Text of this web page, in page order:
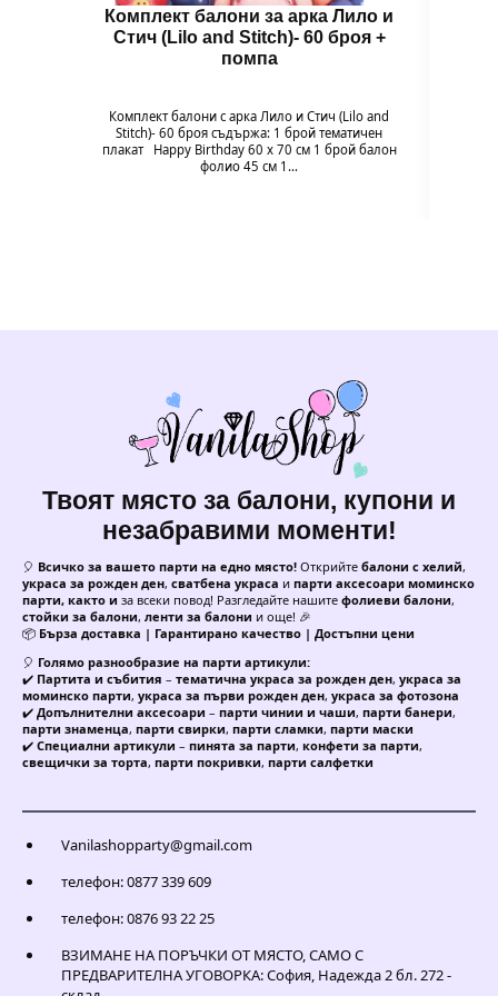
Комплект балони за арка Лило и
Стич (Lilo and Stitch)- 60 броя +
помпа
Комплект балони с арка Лило и Стич (Lilo and
Stitch)- 60 броя съдържа: 1 брой тематичен
плакат Happy Birthday 60 х 70 см 1 брой балон
фолио 45 см 1…
Твоят място за балони, купони и
незабравими моменти!
🎈 Всичко за вашето парти на едно място! Открийте балони с хелий,
украса за рожден ден, сватбена украса и парти аксесоари моминско
парти, както и за всеки повод! Разгледайте нашите фолиеви балони,
стойки за балони, ленти за балони и още! 🎉
📦 Бърза доставка | Гарантирано качество | Достъпни цени
🎈 Голямо разнообразие на парти артикули:
✔️ Партита и събития – тематична украса за рожден ден, украса за
моминско парти, украса за първи рожден ден, украса за фотозона
✔️ Допълнителни аксесоари – парти чинии и чаши, парти банери,
парти знаменца, парти свирки, парти сламки, парти маски
✔️ Специални артикули – пинята за парти, конфети за парти,
свещички за торта, парти покривки, парти салфетки
Vanilashopparty@gmail.com
телефон: 0877 339 609
телефон: 0876 93 22 25
ВЗИМАНЕ НА ПОРЪЧКИ ОТ МЯСТО, САМО С
ПРЕДВАРИТЕЛНА УГОВОРКА: София, Надежда 2 бл. 272 -